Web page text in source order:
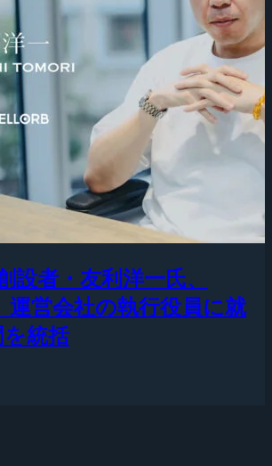
設者・友利洋一氏、
運営会社の執行役員に就
を統括